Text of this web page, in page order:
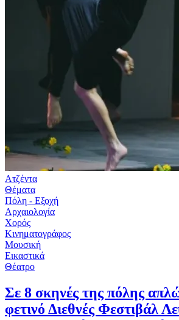
Ατζέντα
Θέματα
Πόλη - Εξοχή
Αρχαιολογία
Χορός
Κινηματογράφος
Μουσική
Εικαστικά
Θέατρο
Σε 8 σκηνές της πόλης
φετινό Διεθνές Φεστιβάλ